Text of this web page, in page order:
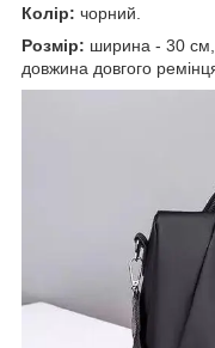
Колір: чорний.
Розмір: ширина - 30
довжина довгого